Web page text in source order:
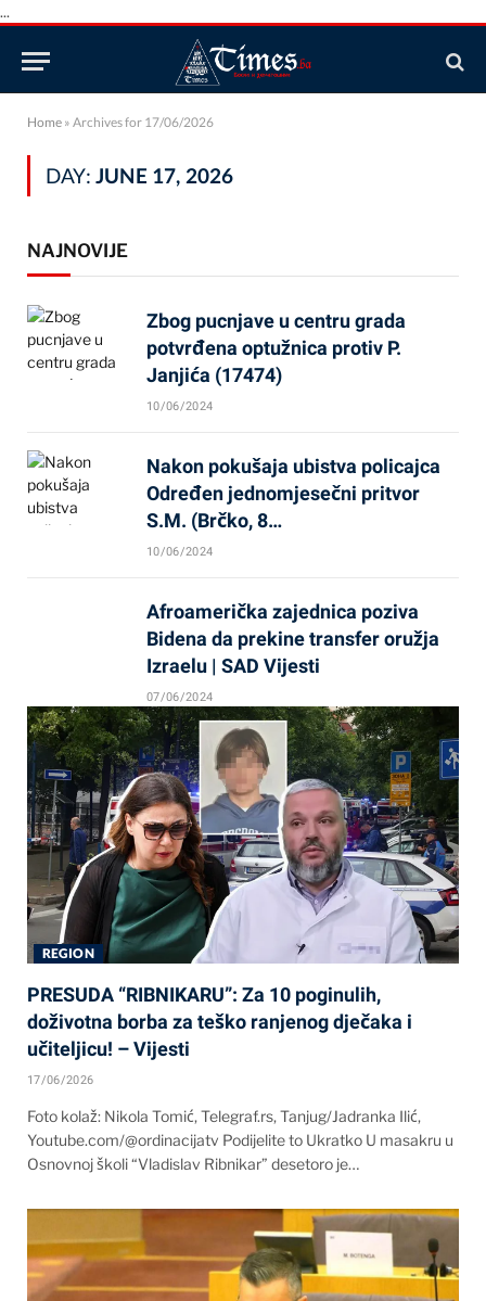
...
Home » Archives for 17/06/2026
DAY: JUNE 17, 2026
NAJNOVIJE
Zbog pucnjave u centru grada
potvrđena optužnica protiv P.
Janjića (17474)
10/06/2024
Nakon pokušaja ubistva policajca
Određen jednomjesečni pritvor
S.M. (Brčko, 8…
10/06/2024
Afroamerička zajednica poziva
Bidena da prekine transfer oružja
Izraelu | SAD Vijesti
07/06/2024
REGION
PRESUDA “RIBNIKARU”: Za 10 poginulih,
doživotna borba za teško ranjenog dječaka i
učiteljicu! – Vijesti
17/06/2026
Foto kolaž: Nikola Tomić, Telegraf.rs, Tanjug/Jadranka Ilić,
Youtube.com/@ordinacijatv Podijelite to Ukratko U masakru u
Osnovnoj školi “Vladislav Ribnikar” desetoro je…